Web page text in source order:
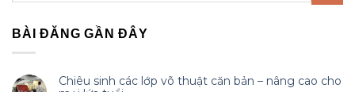
BÀI ĐĂNG GẦN ĐÂY
Chiêu sinh các lớp võ thuật căn bản – nâng cao cho